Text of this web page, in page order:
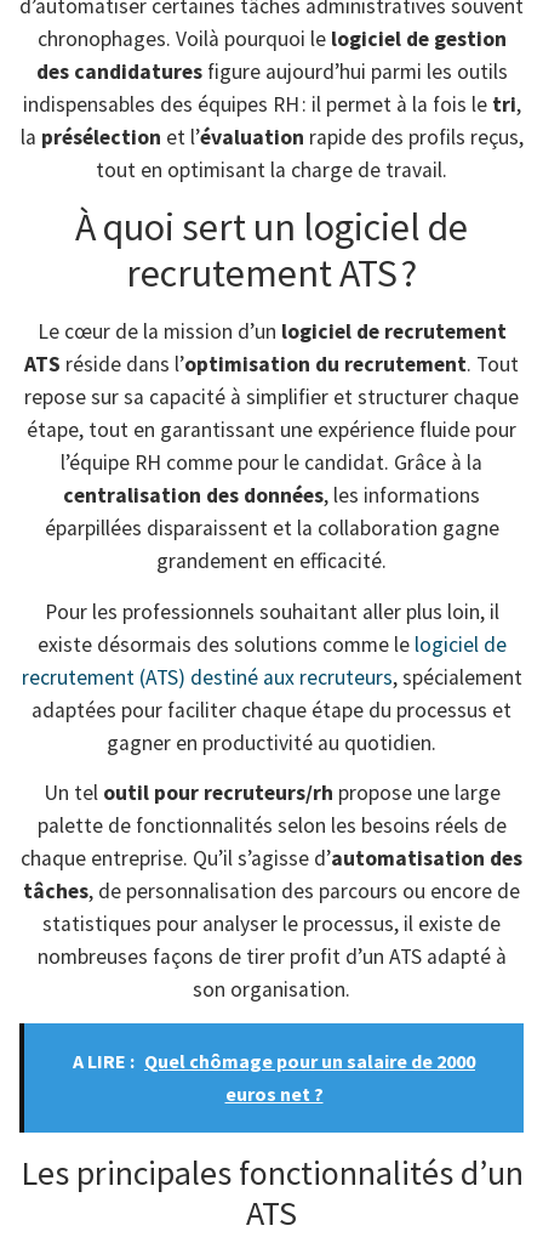
d’automatiser certaines tâches administratives souvent
chronophages. Voilà pourquoi le logiciel de gestion
des candidaturesfigure aujourd’hui parmi les outils
indispensables des équipes RH : il permet à la fois le tri,
la présélection et l’évaluation rapide des profils reçus,
tout en optimisant la charge de travail.
À quoi sert un logiciel de
recrutement ATS ?
Le cœur de la mission d’un logiciel de recrutement
ATS réside dans l’optimisation du recrutement. Tout
repose sur sa capacité à simplifier et structurer chaque
étape, tout en garantissant une expérience fluide pour
l’équipe RH comme pour le candidat. Grâce à la
centralisation des données, les informations
éparpillées disparaissent et la collaboration gagne
grandement en efficacité.
Pour les professionnels souhaitant aller plus loin, il
existe désormais des solutions comme le logiciel de
recrutement (ATS) destiné aux recruteurs, spécialement
adaptées pour faciliter chaque étape du processus et
gagner en productivité au quotidien.
Un tel outil pour recruteurs/rh propose une large
palette de fonctionnalités selon les besoins réels de
chaque entreprise. Qu’il s’agisse d’automatisation des
tâches, de personnalisation des parcours ou encore de
statistiques pour analyser le processus, il existe de
nombreuses façons de tirer profit d’un ATS adapté à
son organisation.
A LIRE : Quel chômage pour un salaire de 2000
euros net ?
Les principales fonctionnalités d’un
ATS